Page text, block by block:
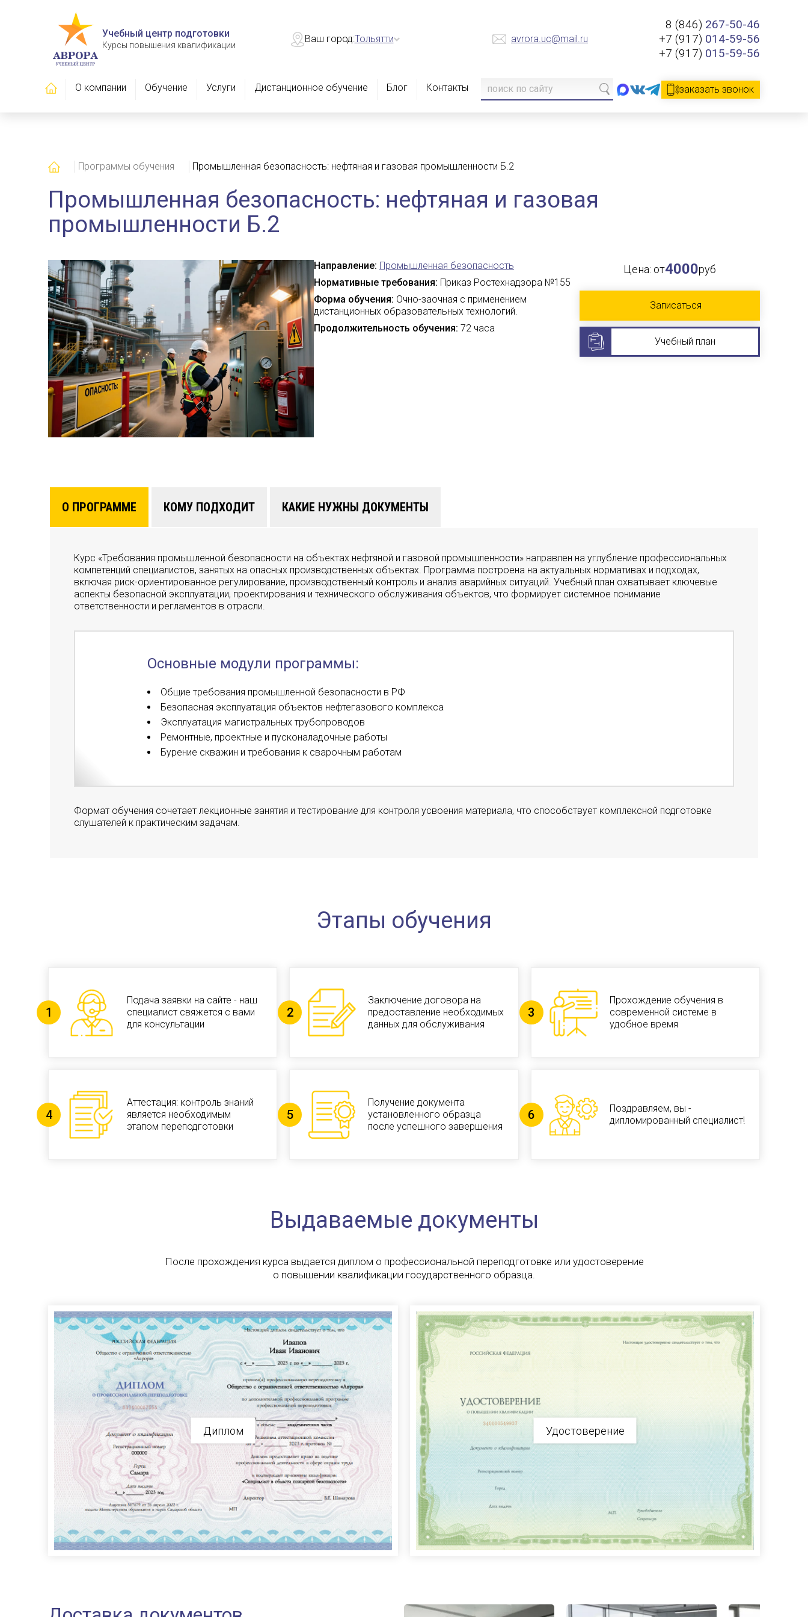
Учебный центр подготовки
Курсы повышения квалификации
Ваш город:Тольятти avrora.uc@mail.ru
8 (846) 267-50-46
+7 (917) 014-59-56
+7 (917) 015-59-56
Главная
О компании Обучение Услуги Дистанционное обучение Блог Контакты заказать звонок
ГлавнаяПрограммы обучения Промышленная безопасность: нефтяная и газовая промышленности Б.2
Промышленная безопасность: нефтяная и газовая
промышленности Б.2
Направление: Промышленная безопасность
Нормативные требования: Приказ Ростехнадзора №155
Форма обучения: Очно-заочная с применением
дистанционных образовательных технологий.
Продолжительность обучения: 72 часа
Цена: от4000руб
Записаться
Учебный план
О ПРОГРАММЕ КОМУ ПОДХОДИТ КАКИЕ НУЖНЫ ДОКУМЕНТЫ
Курс «Требования промышленной безопасности на объектах нефтяной и газовой промышленности» направлен на углубление профессиональных
компетенций специалистов, занятых на опасных производственных объектах. Программа построена на актуальных нормативах и подходах,
включая риск-ориентированное регулирование, производственный контроль и анализ аварийных ситуаций. Учебный план охватывает ключевые
аспекты безопасной эксплуатации, проектирования и технического обслуживания объектов, что формирует системное понимание
ответственности и регламентов в отрасли.
Основные модули программы:
Общие требования промышленной безопасности в РФ
Безопасная эксплуатация объектов нефтегазового комплекса
Эксплуатация магистральных трубопроводов
Ремонтные, проектные и пусконаладочные работы
Бурение скважин и требования к сварочным работам
Формат обучения сочетает лекционные занятия и тестирование для контроля усвоения материала, что способствует комплексной подготовке
слушателей к практическим задачам.
Этапы обучения
Подача заявки на сайте - наш
специалист свяжется с вами
для консультации
Заключение договора на
предоставление необходимых
данных для обслуживания
Прохождение обучения в
современной системе в
удобное время
Аттестация: контроль знаний
является необходимым
этапом переподготовки
Получение документа
установленного образца
после успешного завершения
Поздравляем, вы -
дипломированный специалист!
Выдаваемые документы
После прохождения курса выдается диплом о профессиональной переподготовке или удостоверение
о повышении квалификации государственного образца.
Диплом Удостоверение